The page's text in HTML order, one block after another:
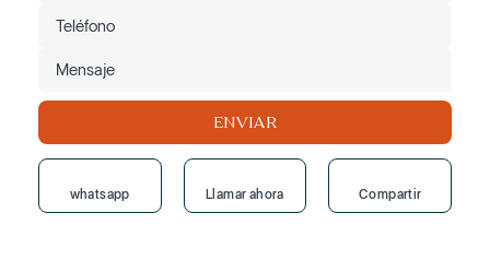
ENVIAR
whatsapp Llamar ahora Compartir